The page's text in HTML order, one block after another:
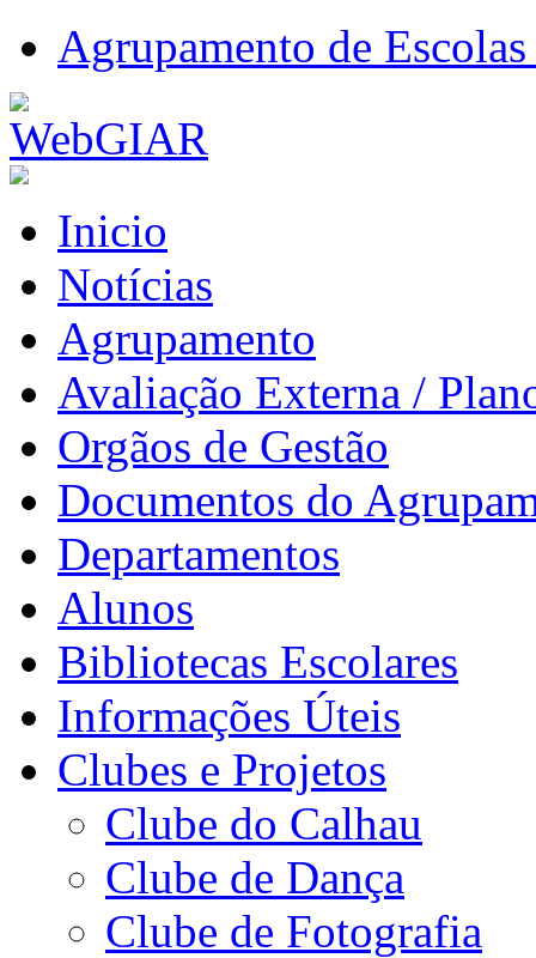
Agrupamento de
Inicio
Notícias
Agrupamento
Avaliação Externa /
Orgãos de Gestão
Documentos do
Departamentos
Alunos
Bibliotecas Escolares
Informações Úteis
Clubes e Projetos
Clube do Calhau
Clube de Dança
Clube de Fotografia